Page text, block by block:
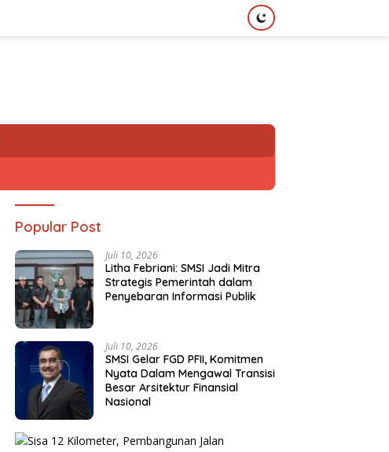
Popular Post
Juli 10, 2026
Litha Febriani: SMSI Jadi Mitra
Strategis Pemerintah dalam
Penyebaran Informasi Publik
Juli 10, 2026
SMSI Gelar FGD PFII, Komitmen
Nyata Dalam Mengawal Transisi
Besar Arsitektur Finansial
Nasional